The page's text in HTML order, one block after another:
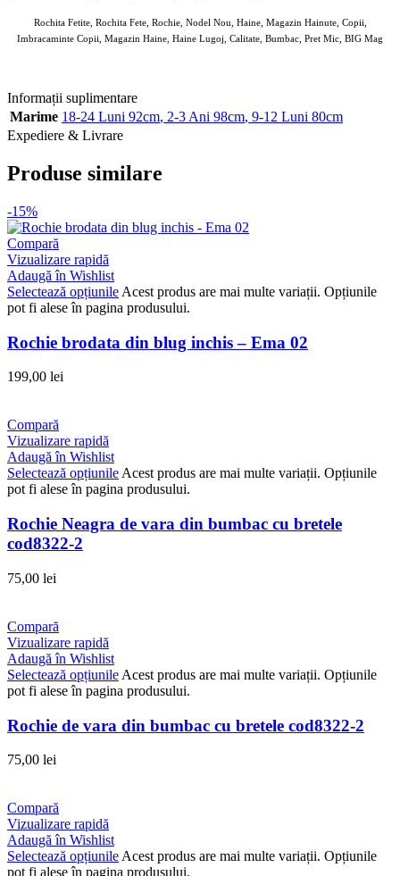
Rochita Fetite, Rochita Fete, Rochie, Nodel Nou, Haine, Magazin Hainute, Copii,
Imbracaminte Copii, Magazin Haine, Haine Lugoj, Calitate, Bumbac, Pret Mic, BIG Mag
Informații suplimentare
Marime 18-24 Luni 92cm, 2-3 Ani 98cm, 9-12 Luni 80cm
Expediere & Livrare
Produse similare
-15%
Compară
Vizualizare rapidă
Adaugă în Wishlist
Selectează opțiunile Acest produs are mai multe variații. Opțiunile
pot fi alese în pagina produsului.
Rochie brodata din blug inchis – Ema 02
199,00 lei
Compară
Vizualizare rapidă
Adaugă în Wishlist
Selectează opțiunile Acest produs are mai multe variații. Opțiunile
pot fi alese în pagina produsului.
Rochie Neagra de vara din bumbac cu bretele
cod8322-2
75,00 lei
Compară
Vizualizare rapidă
Adaugă în Wishlist
Selectează opțiunile Acest produs are mai multe variații. Opțiunile
pot fi alese în pagina produsului.
Rochie de vara din bumbac cu bretele cod8322-2
75,00 lei
Compară
Vizualizare rapidă
Adaugă în Wishlist
Selectează opțiunile Acest produs are mai multe variații. Opțiunile
pot fi alese în pagina produsului.